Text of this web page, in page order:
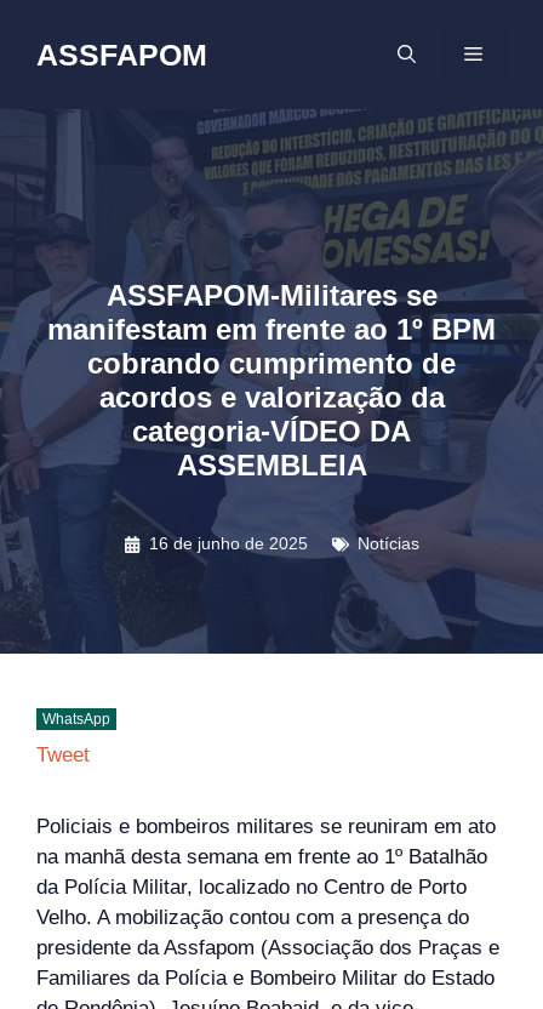
conteúdo
ASSFAPOM MENU
ASSFAPOM-Militares se
manifestam em frente ao 1º BPM
cobrando cumprimento de
acordos e valorização da
categoria-VÍDEO DA
ASSEMBLEIA
16 de junho de 2025 Notícias
WhatsApp
Tweet
Policiais e bombeiros militares se reuniram em ato
na manhã desta semana em frente ao 1º Batalhão
da Polícia Militar, localizado no Centro de Porto
Velho. A mobilização contou com a presença do
presidente da Assfapom (Associação dos Praças e
Familiares da Polícia e Bombeiro Militar do Estado